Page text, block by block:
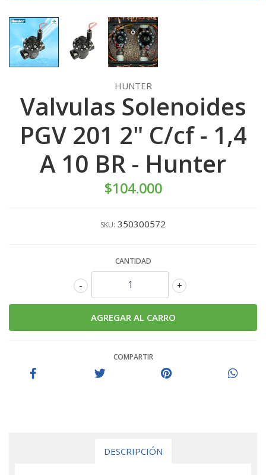
HUNTER
Valvulas Solenoides
PGV 201 2" C/cf - 1,4
A 10 BR - Hunter
$104.000
SKU: 350300572
CANTIDAD
+
-
COMPARTIR
DESCRIPCIÓN